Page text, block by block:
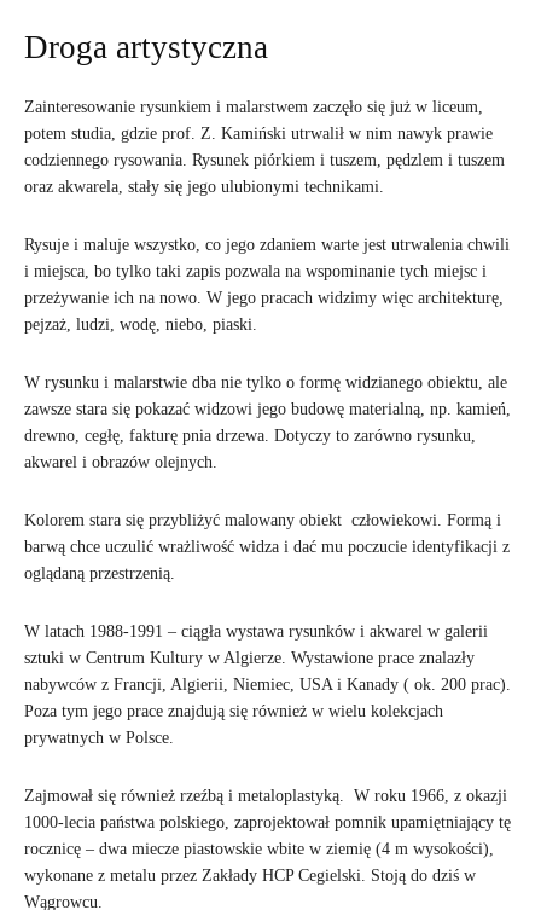
Droga artystyczna
Zainteresowanie rysunkiem i malarstwem zaczęło się już w liceum,
potem studia, gdzie prof. Z. Kamiński utrwalił w nim nawyk prawie
codziennego rysowania. Rysunek piórkiem i tuszem, pędzlem i tuszem
oraz akwarela, stały się jego ulubionymi technikami.
Rysuje i maluje wszystko, co jego zdaniem warte jest utrwalenia chwili
i miejsca, bo tylko taki zapis pozwala na wspominanie tych miejsc i
przeżywanie ich na nowo. W jego pracach widzimy więc architekturę,
pejzaż, ludzi, wodę, niebo, piaski.
W rysunku i malarstwie dba nie tylko o formę widzianego obiektu, ale
zawsze stara się pokazać widzowi jego budowę materialną, np. kamień,
drewno, cegłę, fakturę pnia drzewa. Dotyczy to zarówno rysunku,
akwarel i obrazów olejnych.
Kolorem stara się przybliżyć malowany obiekt człowiekowi. Formą i
barwą chce uczulić wrażliwość widza i dać mu poczucie identyfikacji z
oglądaną przestrzenią.
W latach 1988-1991 – ciągła wystawa rysunków i akwarel w galerii
sztuki w Centrum Kultury w Algierze. Wystawione prace znalazły
nabywców z Francji, Algierii, Niemiec, USA i Kanady ( ok. 200 prac).
Poza tym jego prace znajdują się również w wielu kolekcjach
prywatnych w Polsce.
Zajmował się również rzeźbą i metaloplastyką. W roku 1966, z okazji
1000-lecia państwa polskiego, zaprojektował pomnik upamiętniający tę
rocznicę – dwa miecze piastowskie wbite w ziemię (4 m wysokości),
wykonane z metalu przez Zakłady HCP Cegielski. Stoją do dziś w
Wągrowcu.